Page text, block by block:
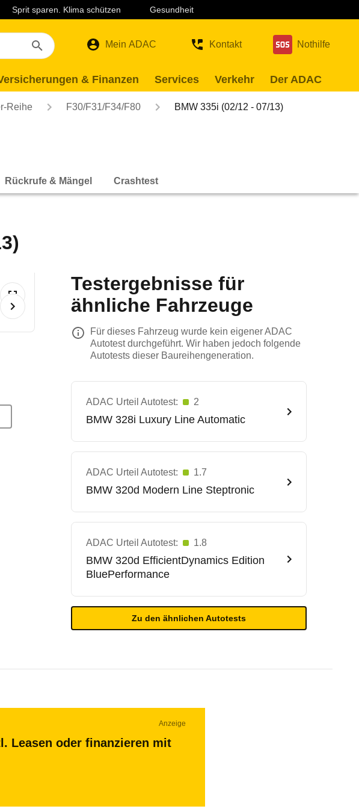
Sprit sparen. Klima schützen Gesundheit
Mein ADAC Kontakt Nothilfe
& Finanzen Services Verkehr Der ADAC
Reihe F30/F31/F34/F80 BMW 335i (02/12 - 07/13)
Rückrufe & Mängel Crashtest
Testergebnisse für
ähnliche Fahrzeuge
Für dieses Fahrzeug wurde kein eigener ADAC
Autotest durchgeführt. Wir haben jedoch folgende
Autotests dieser Baureihengeneration.
ADAC Urteil Autotest: 2
BMW 328i Luxury Line Automatic
ADAC Urteil Autotest: 1.7
BMW 320d Modern Line Steptronic
ADAC Urteil Autotest: 1.8
BMW 320d EfficientDynamics Edition
BluePerformance
Zu den ähnlichen Autotests
Anzeige
Leasen oder finanzieren mit